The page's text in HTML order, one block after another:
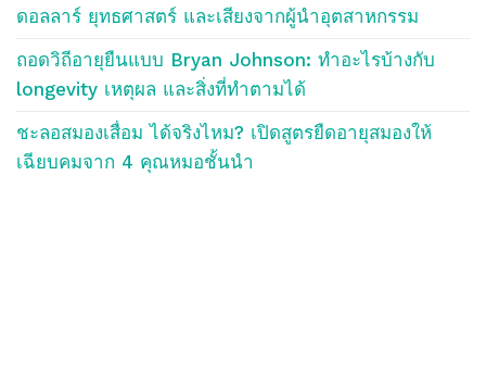
ดอลลาร์ ยุทธศาสตร์ และเสียงจากผู้นำอุตสาหกรรม
ถอดวิถีอายุยืนแบบ Bryan Johnson: ทำอะไรบ้างกับ
longevity เหตุผล และสิ่งที่ทำตามได้
ชะลอสมองเสื่อม ได้จริงไหม? เปิดสูตรยืดอายุสมองให้
เฉียบคมจาก 4 คุณหมอชั้นนำ